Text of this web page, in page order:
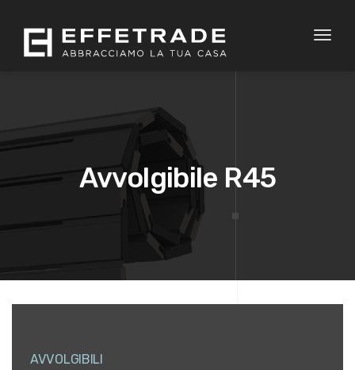
Toggle
Avvolgibile R45
AVVOLGIBILI